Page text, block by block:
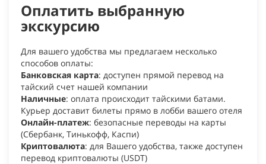
Оплатить выбранную
экскурсию
Для вашего удобства мы предлагаем несколько
способов оплаты:
Банковская карта: доступен прямой перевод на
тайский счет нашей компании
Наличные: оплата происходит тайскими батами.
Курьер доставит билеты прямо в лобби вашего отеля
Онлайн-платеж: безопасные переводы на карты
(Сбербанк, Тинькофф, Каспи)
Криптовалюта: для Вашего удобства, также доступен
перевод криптовалюты (USDT)